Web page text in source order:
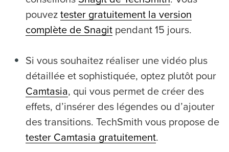
pouvez tester gratuitement la version
complète de Snagit pendant 15 jours.
Si vous souhaitez réaliser une vidéo plus
détaillée et sophistiquée, optez plutôt pour
Camtasia, qui vous permet de créer des
effets, d’insérer des légendes ou d’ajouter
des transitions. TechSmith vous propose de
tester Camtasia gratuitement.